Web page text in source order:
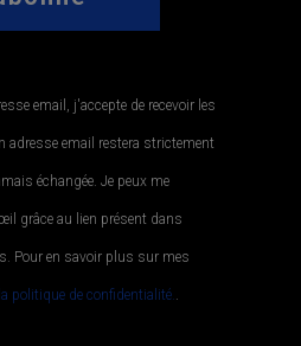
email, j'accepte de recevoir les
adresse email restera strictement
échangée. Je peux me
grâce au lien présent dans
Pour en savoir plus sur mes
la politique de confidentialité..